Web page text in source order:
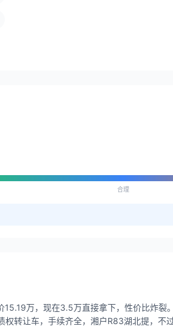
合理
15.19万，现在3.5万直接拿下，性价比炸
转让车，手续齐全，湘户R83湖北提，不